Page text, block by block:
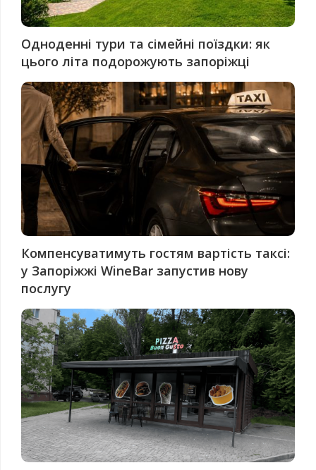
Одноденні тури та сімейні поїздки: як
цього літа подорожують запоріжці
Компенсуватимуть гостям вартість таксі:
у Запоріжжі WineBar запустив нову
послугу